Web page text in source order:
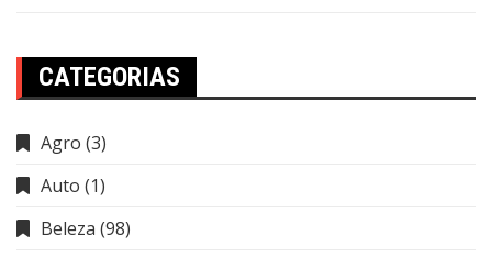
CATEGORIAS
Agro (3)
Auto (1)
Beleza (98)